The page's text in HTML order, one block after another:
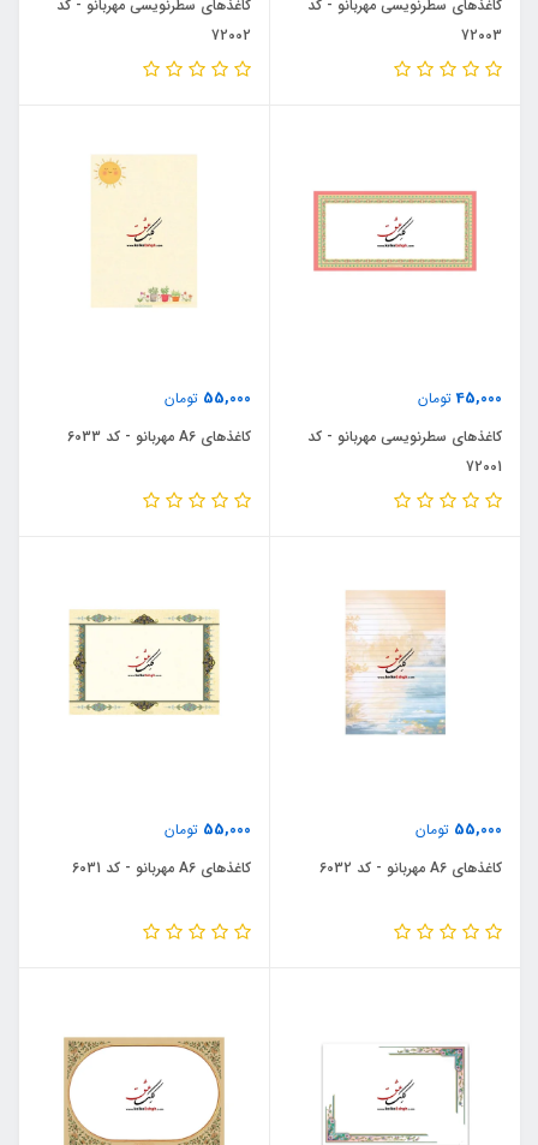
کاغذهای سطرنویسی مهربانو - کد
72003
کاغذهای سطرنویسی مهربانو - کد
72002
45,000 تومان
کاغذهای سطرنویسی مهربانو - کد
72001
55,000 تومان
کاغذهای A6 مهربانو - کد 6033
55,000 تومان
کاغذهای A6 مهربانو - کد 6032
55,000 تومان
کاغذهای A6 مهربانو - کد 6031